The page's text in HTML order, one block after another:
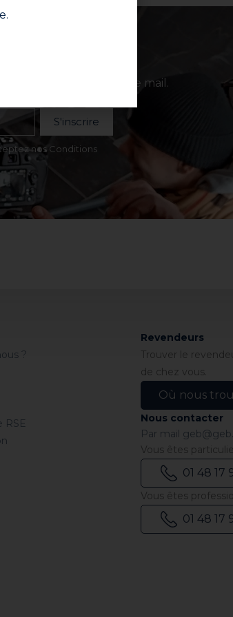
dans votre boîte mail.
nos Conditions
S'inscrire
?
RSE
Revendeurs
Trouver le
de chez vous.
Où nous
Nous contacter
Par mail
Vous êtes
01 48 17
Vous êtes
01 48 17